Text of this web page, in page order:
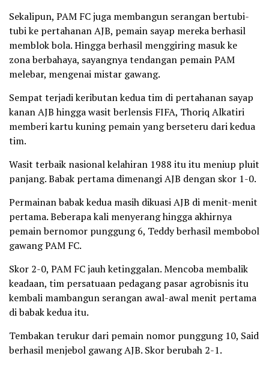
Sekalipun, PAM FC juga membangun serangan bertubi-
tubi ke pertahanan AJB, pemain sayap mereka berhasil
memblok bola. Hingga berhasil menggiring masuk ke
zona berbahaya, sayangnya tendangan pemain PAM
melebar, mengenai mistar gawang.
Sempat terjadi keributan kedua tim di pertahanan sayap
kanan AJB hingga wasit berlensis FIFA, Thoriq Alkatiri
memberi kartu kuning pemain yang berseteru dari kedua
tim.
Wasit terbaik nasional kelahiran 1988 itu itu meniup pluit
panjang. Babak pertama dimenangi AJB dengan skor 1-0.
Permainan babak kedua masih dikuasi AJB di menit-menit
pertama. Beberapa kali menyerang hingga akhirnya
pemain bernomor punggung 6, Teddy berhasil membobol
gawang PAM FC.
Skor 2-0, PAM FC jauh ketinggalan. Mencoba membalik
keadaan, tim persatuaan pedagang pasar agrobisnis itu
kembali mambangun serangan awal-awal menit pertama
di babak kedua itu.
Tembakan terukur dari pemain nomor punggung 10, Said
berhasil menjebol gawang AJB. Skor berubah 2-1.